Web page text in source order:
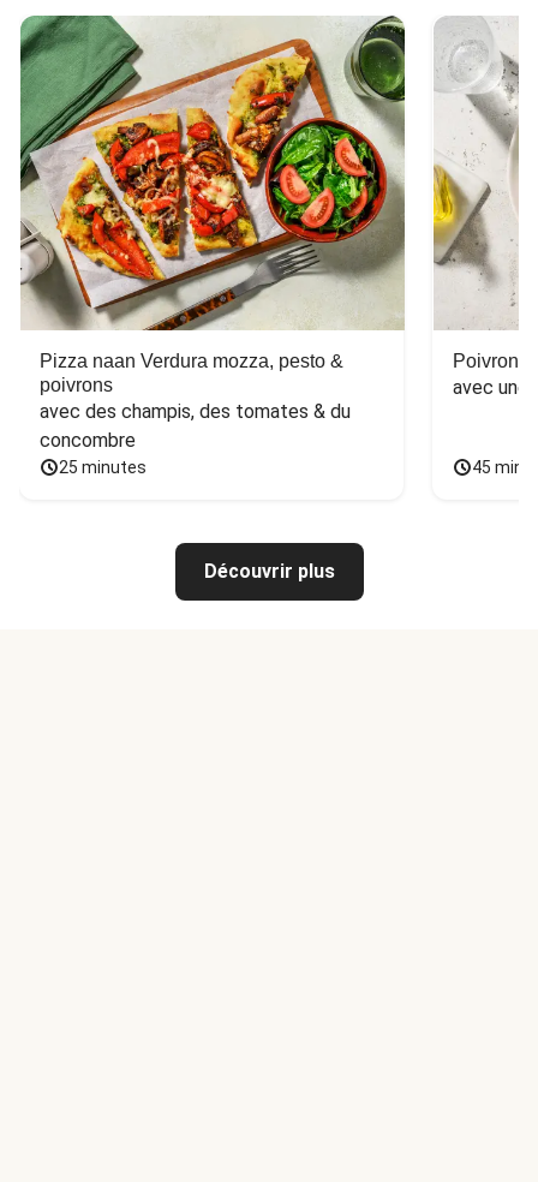
Pizza naan Verdura mozza, pesto &
poivrons
avec des champis, des tomates & du
concombre
25 minutes
Poivron
avec une
45
Découvrir plus